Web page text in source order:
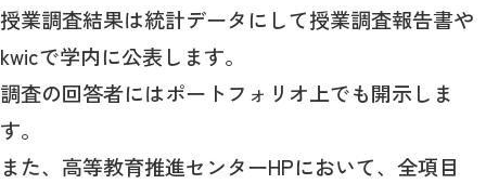
授業調査結果は統計データにして授業調査報告書や
kwicで学内に公表します。
調査の回答者にはポートフォリオ上でも開示しま
す。
また、高等教育推進センターHPにおいて、全項目